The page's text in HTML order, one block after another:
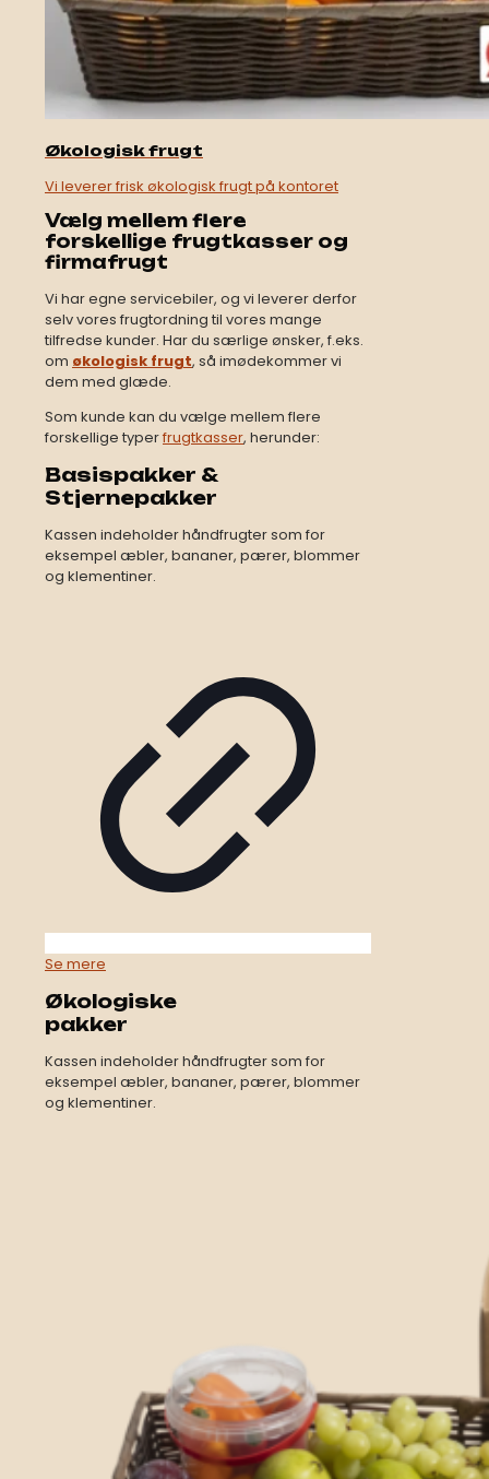
Økologisk frugt
Vi leverer frisk økologisk frugt på kontoret
Vælg mellem flere
forskellige frugtkasser og
firmafrugt
Vi har egne servicebiler, og vi leverer derfor
selv vores frugtordning til vores mange
tilfredse kunder. Har du særlige ønsker, f.eks.
om økologisk frugt, så imødekommer vi
dem med glæde.
​Som kunde kan du vælge mellem flere
forskellige typerfrugtkasser, herunder:
Basispakker &
Stjernepakker
Kassen indeholder håndfrugter som for
eksempel æbler, bananer, pærer, blommer
og klementiner.​
Se mere
Økologiske
pakker
Kassen indeholder håndfrugter som for
eksempel æbler, bananer, pærer, blommer
og klementiner.​